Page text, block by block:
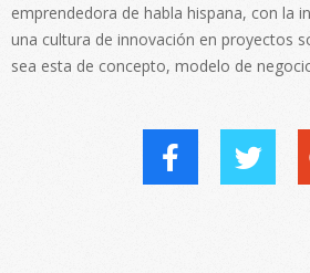
emprendedora de habla hispana, con la
una cultura de innovación en proyectos
sea esta de concepto, modelo de